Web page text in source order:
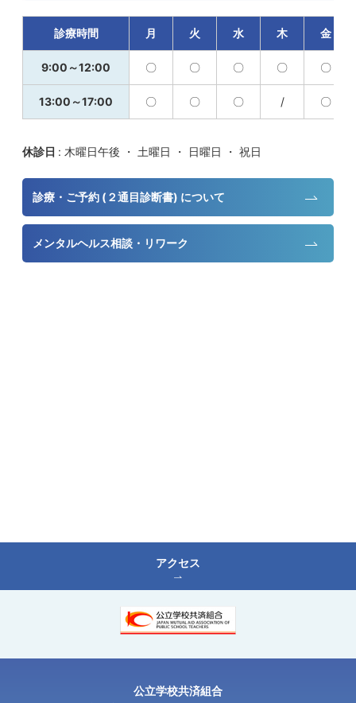
診療時間 月 火 水 木 金
9:00～12:00 〇 〇 〇 〇 〇
13:00～17:00 〇 〇 〇 / 〇
休診日 : 木曜日午後 ・ 土曜日 ・ 日曜日 ・ 祝日
診療・ご予約 (２通目診断書) について
メンタルヘルス相談・リワーク
アクセス
公⽴学校共済組合